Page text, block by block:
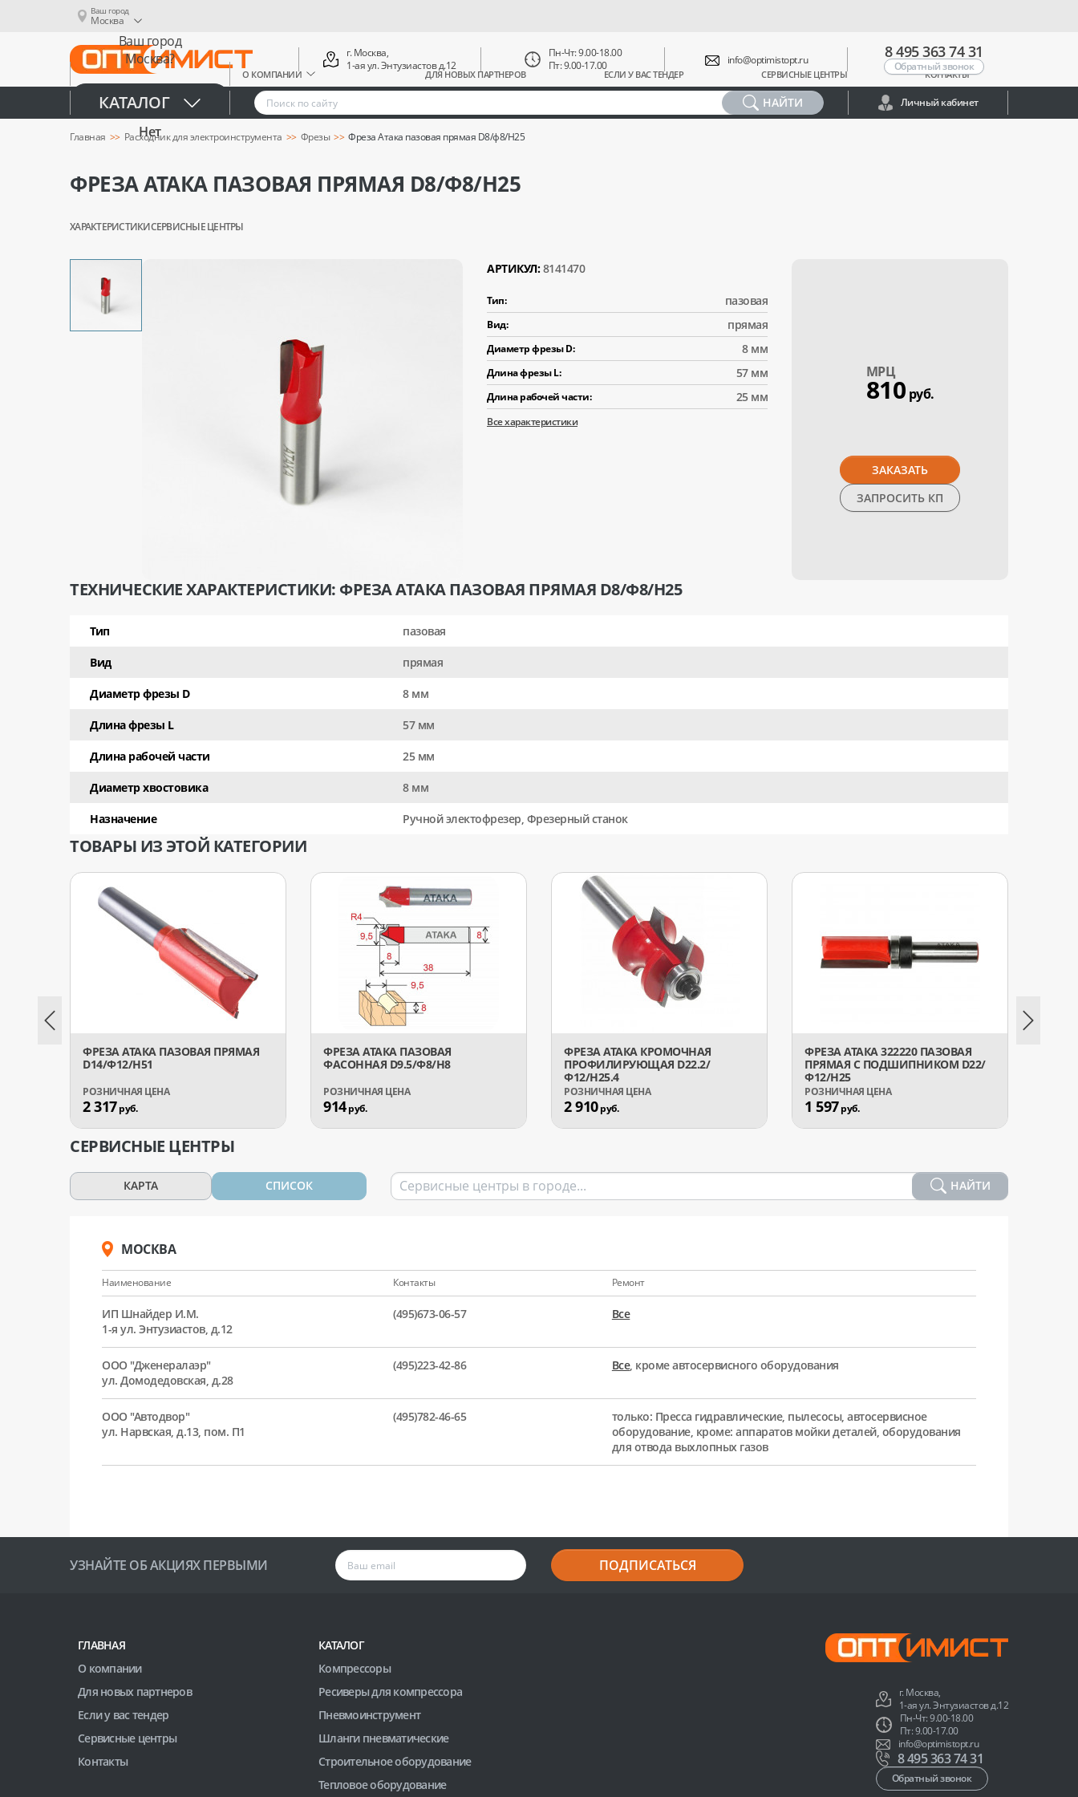
Ваш город
Москва
Ваш город
Москва?
Да
Нет
О КОМПАНИИ ДЛЯ НОВЫХ ПАРТНЕРОВ ЕСЛИ У ВАС ТЕНДЕР СЕРВИСНЫЕ ЦЕНТРЫ КОНТАКТЫ
г. Москва,
1-ая ул. Энтузиастов д.12
Пн-Чт: 9.00-18.00
Пт: 9.00-17.00
info@optimistopt.ru 8 495 363 74 31
Обратный звонок
КАТАЛОГ НАЙТИ Личный кабинет
Главная Расходник для электроинструмента Фрезы Фреза Атака пазовая прямая D8/ф8/H25
ФРЕЗА АТАКА ПАЗОВАЯ ПРЯМАЯ D8/Ф8/H25
ХАРАКТЕРИСТИКИСЕРВИСНЫЕ ЦЕНТРЫ
АРТИКУЛ: 8141470
Тип: пазовая
Вид: прямая
Диаметр фрезы D: 8 мм
Длина фрезы L: 57 мм
Длина рабочей части: 25 мм
Все характеристики
МPЦ
810 руб.
ЗАКАЗАТЬ
ЗАПРОСИТЬ КП
ТЕХНИЧЕСКИЕ ХАРАКТЕРИСТИКИ: ФРЕЗА АТАКА ПАЗОВАЯ ПРЯМАЯ D8/Ф8/H25
Тип пазовая
Вид прямая
Диаметр фрезы D 8 мм
Длина фрезы L 57 мм
Длина рабочей части 25 мм
Диаметр хвостовика 8 мм
Назначение Ручной электофрезер, Фрезерный станок
ТОВАРЫ ИЗ ЭТОЙ КАТЕГОРИИ
ФРЕЗА АТАКА ПАЗОВАЯ ПРЯМАЯ
D14/Ф12/H51
2 317руб.
ФРЕЗА АТАКА ПАЗОВАЯ
ФАСОННАЯ D9.5/Ф8/H8
914руб.
ФРЕЗА АТАКА КРОМОЧНАЯ
ПРОФИЛИРУЮЩАЯ D22.2/
Ф12/H25.4
2 910руб.
ФРЕЗА АТАКА 322220 ПАЗОВАЯ
ПРЯМАЯ С ПОДШИПНИКОМ D22/
Ф12/H25
1 597руб.
СЕРВИСНЫЕ ЦЕНТРЫ
КАРТА СПИСОК НАЙТИ
МОСКВА
Наименование Контакты Ремонт
ИП Шнайдер И.М.
1-я ул. Энтузиастов, д.12
(495)673-06-57 Все
ООО "Дженералаэр"
ул. Домодедовская, д.28
(495)223-42-86 Все, кроме автосервисного оборудования
ООО "Автодвор"
ул. Нарвская, д.13, пом. П1
(495)782-46-65
только: Пресса гидравлические, пылесосы, автосервисное
оборудование, кроме: аппаратов мойки деталей, оборудования
для отвода выхлопных газов
УЗНАЙТЕ ОБ АКЦИЯХ ПЕРВЫМИ ПОДПИСАТЬСЯ
ГЛАВНАЯ
О компании
Для новых партнеров
Если у вас тендер
Сервисные центры
Контакты
КАТАЛОГ
Компрессоры
Ресиверы для компрессора
Пневмоинструмент
Шланги пневматические
Строительное оборудование
Тепловое оборудование
г. Москва,
1-ая ул. Энтузиастов д.12
Пн-Чт: 9.00-18.00
Пт: 9.00-17.00
info@optimistopt.ru
8 495 363 74 31
Обратный звонок